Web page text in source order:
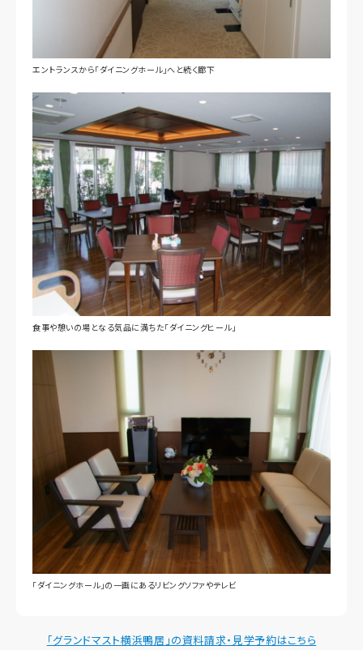
エントランスから「ダイニングホール」へと続く廊下
食事や憩いの場となる気品に満ちた「ダイニングヒール」
「ダイニングホール」の一画にあるリビングソファやテレビ
「グランドマスト横浜鴨居」の資料請求・見学予約はこちら